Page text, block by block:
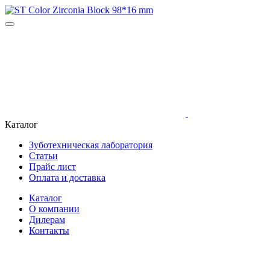
Каталог
Зуботехническая лаборатория
Статьи
Прайс лист
Оплата и доставка
Каталог
О компании
Дилерам
Контакты